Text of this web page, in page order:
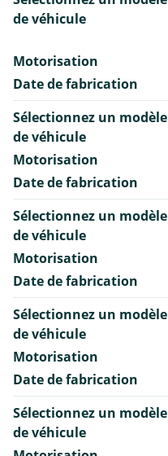
de véhicule
Motorisation
Date de fabrication
Sélectionnez un modèle
de véhicule
Motorisation
Date de fabrication
Sélectionnez un modèle
de véhicule
Motorisation
Date de fabrication
Sélectionnez un modèle
de véhicule
Motorisation
Date de fabrication
Sélectionnez un modèle
de véhicule